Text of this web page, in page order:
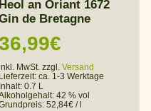
Heol an Oriant 1672
de Bretagne
€
MwSt. zzgl. Versand
Lieferzeit: ca. 1-3 Werktage
Inhalt: 0.7 L
42 % vol
52,84€ /l